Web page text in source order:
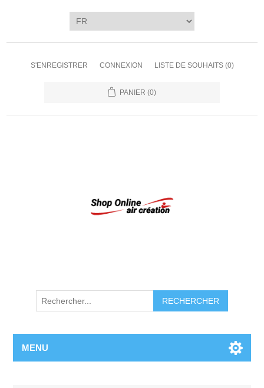
S'ENREGISTRER CONNEXION LISTE DE SOUHAITS (0)
PANIER (0)
RECHERCHER
MENU